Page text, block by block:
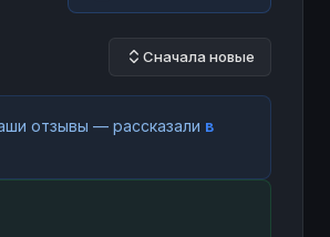
Сначала новые
отзывы — рассказали в